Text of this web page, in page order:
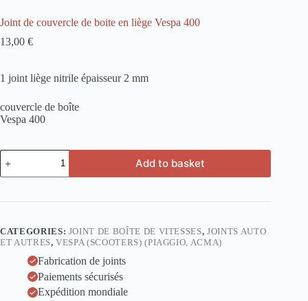
Joint de couvercle de boite en liège Vespa 400
13,00 €
1 joint liège nitrile épaisseur 2 mm
couvercle de boîte
Vespa 400
Joint
de
couvercle
boite
Vespa
400
quantity
Add to basket
CATEGORIES: JOINT DE BOÎTE DE VITESSES,JOINTS AUTO
ET AUTRES,VESPA (SCOOTERS) (PIAGGIO, ACMA)
Fabrication de joints
Paiements sécurisés
Expédition mondiale